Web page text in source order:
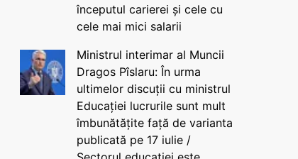
începutul carierei și cele cu
cele mai mici salarii
Ministrul interimar al Muncii
Dragos Pîslaru: În urma
ultimelor discuții cu ministrul
Educației lucrurile sunt mult
îmbunătățite față de varianta
publicată pe 17 iulie /